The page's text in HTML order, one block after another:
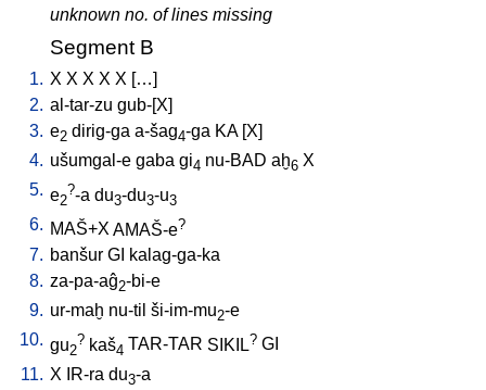
unknown no. of lines missing
Segment B
1. X X X X X […]
2. al-tar-zu gub-[X]
3. e2 dirig-ga a-šag4-ga KA[X]
4. ušumgal-e gaba gi4 nu-BAD aḫ6 X
5. e2
?-a du3-du3-u3
6. MAŠ+X AMAŠ-e?
7. banšur GI kalag-ga-ka
8. za-pa-aĝ2-bi-e
9. ur-maḫ nu-til ši-im-mu2-e
10. gu2
? kaš4 TAR-TAR SIKIL? GI
11. X IR-ra du3-a